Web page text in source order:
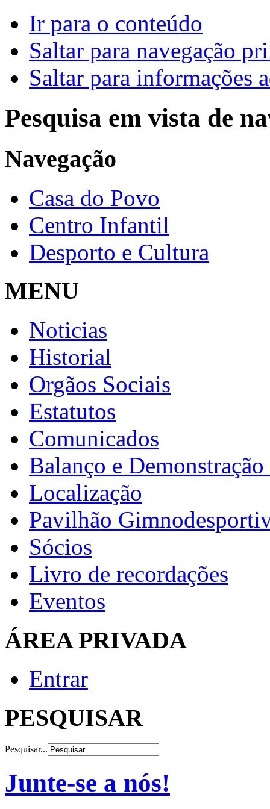
Ir para o conteúdo
Saltar para navegação
Saltar para informações
Pesquisa em vista de
Navegação
Casa do Povo
Centro Infantil
Desporto e Cultura
MENU
Noticias
Historial
Orgãos Sociais
Estatutos
Comunicados
Balanço e
Localização
Pavilhão
Sócios
Livro de recordações
Eventos
ÁREA PRIVADA
Entrar
PESQUISAR
Pesquisar...
Junte-se a nós!